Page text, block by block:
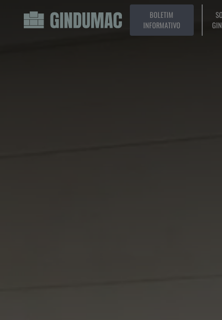
BOLETIM
INFORMATIVO